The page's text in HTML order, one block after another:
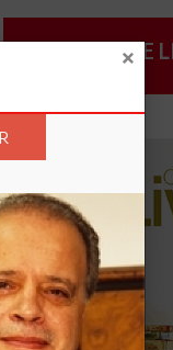
CATALOGUE